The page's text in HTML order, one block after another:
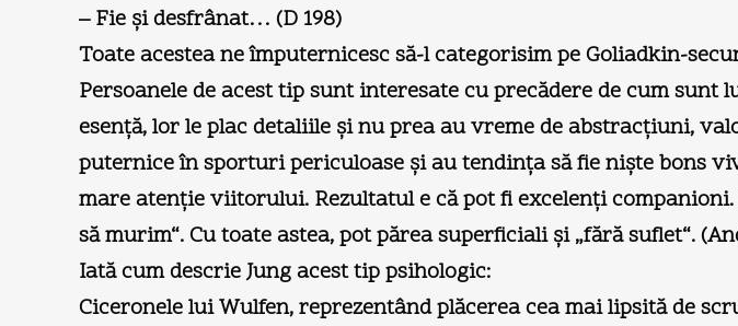
– Fie şi desfrânat… (D 198)
Toate acestea ne împuternicesc să-l categorisim pe Goliadkin-
Persoanele de acest tip sunt interesate cu precădere de cum
esenţă, lor le plac detaliile şi nu prea au vreme de abstracţiuni,
puternice în sporturi periculoase şi au tendinţa să fie nişte bons
mare atenţie viitorului. Rezultatul e că pot fi excelenţi
să murim“. Cu toate astea, pot părea superficiali şi „fără suflet“.
Iată cum descrie Jung acest tip psihologic:
Ciceronele lui Wulfen, reprezentând plăcerea cea mai lipsită de